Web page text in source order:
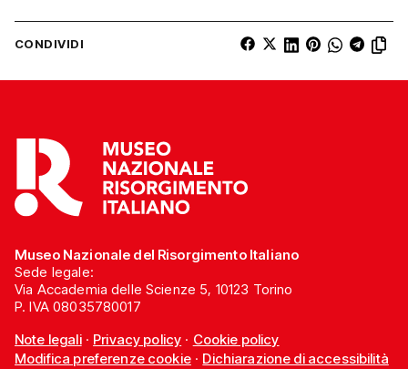
CONDIVIDI
Museo Nazionale del Risorgimento Italiano
Sede legale:
Via Accademia delle Scienze 5, 10123 Torino
P. IVA 08035780017
Note legali· Privacy policy · Cookie policy
Modifica preferenze cookie· Dichiarazione di accessibilità